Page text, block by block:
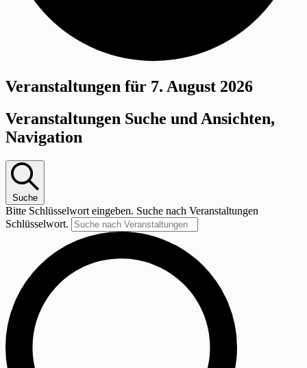
Veranstaltungen für 7. August 2026
Veranstaltungen Suche und Ansichten,
Navigation
Suche
Bitte Schlüsselwort eingeben. Suche nach Veranstaltungen
Schlüsselwort.